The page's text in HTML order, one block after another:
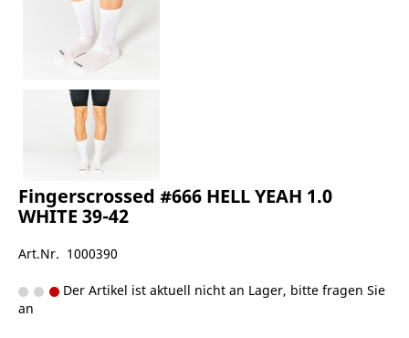
Fingerscrossed #666 HELL YEAH 1.0
WHITE 39-42
Art.Nr. 1000390
Der Artikel ist aktuell nicht an Lager, bitte fragen Sie
an